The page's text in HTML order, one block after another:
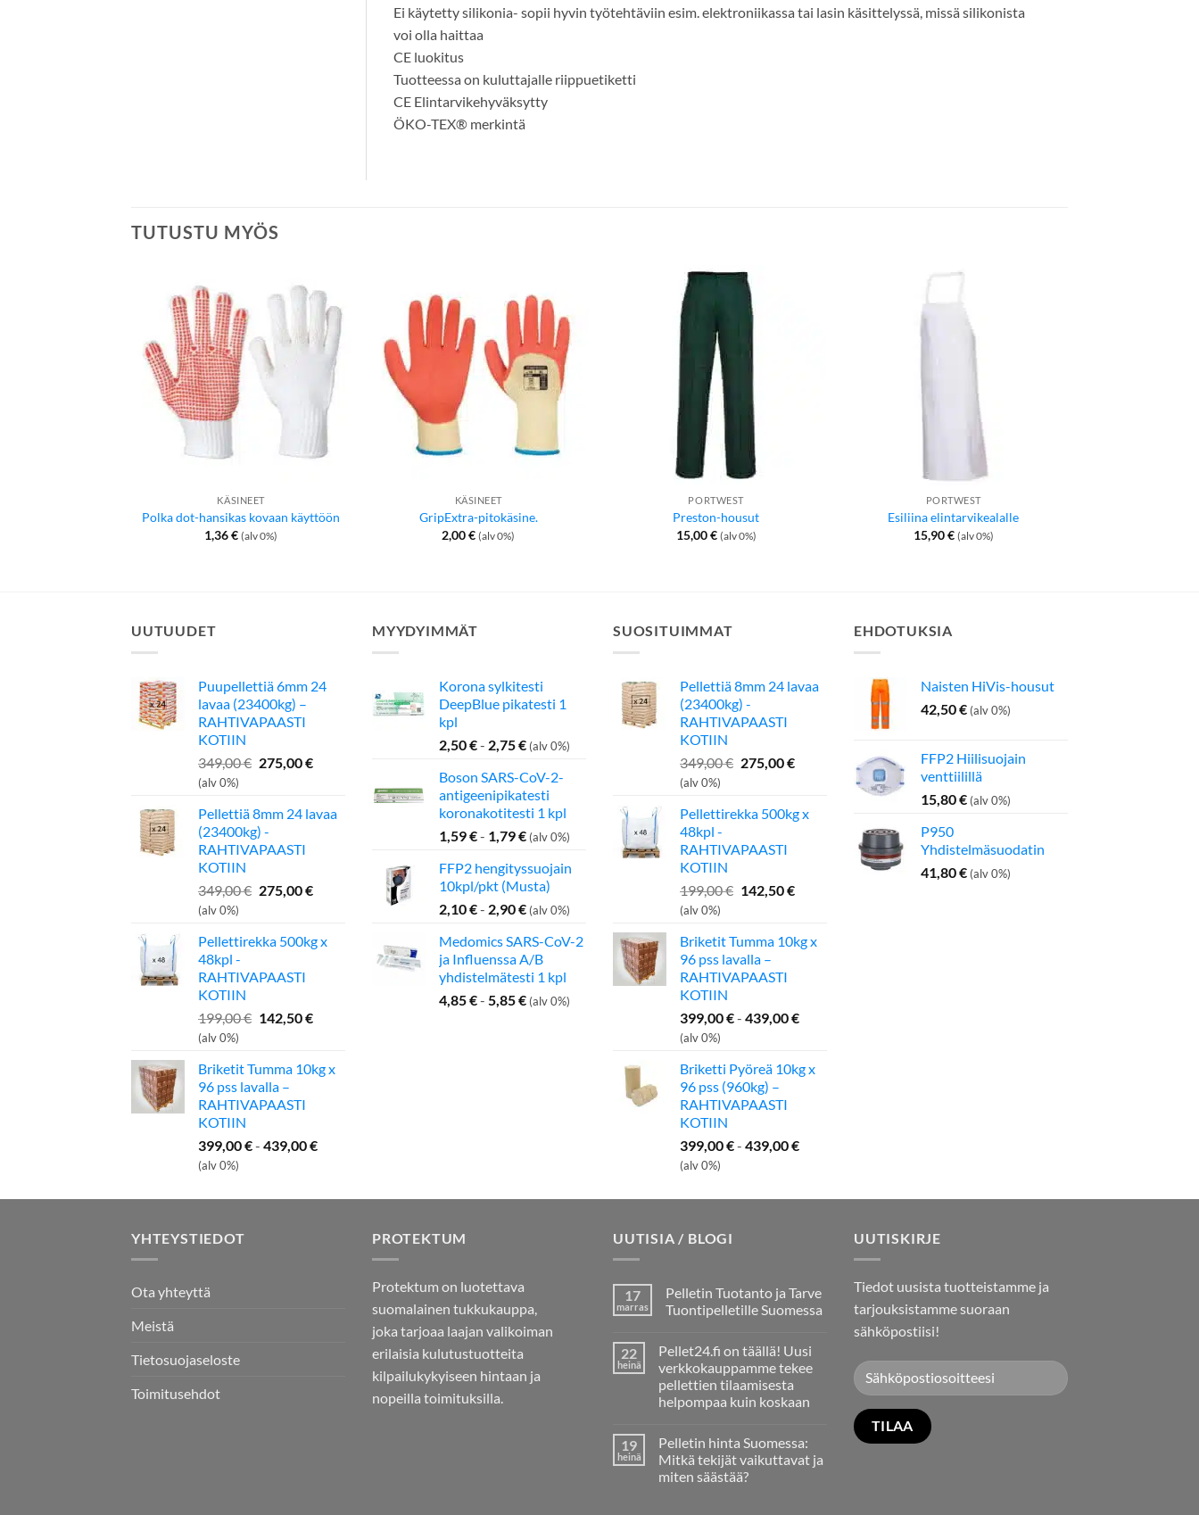
Ei käytetty silikonia- sopii hyvin työtehtäviin esim. elektroniikassa tai lasin käsittelyssä, missä silikonista
voi olla haittaa
CE luokitus
Tuotteessa on kuluttajalle riippuetiketti
CE Elintarvikehyväksytty
ÖKO-TEX® merkintä
TUTUSTU MYÖS
KÄSINEET
Polka dot-hansikas kovaan käyttöön
1,36€ (alv 0%)
KÄSINEET
GripExtra-pitokäsine.
2,00€ (alv 0%)
PORTWEST
Preston-housut
15,00€ (alv 0%)
PORTWEST
Esiliina elintarvikealalle
15,90€ (alv 0%)
UUTUUDET
Puupellettiä 6mm 24
lavaa (23400kg) –
RAHTIVAPAASTI
KOTIIN
349,00€ Alkuperäinen
349,00 €.
275,00€Nykyinen
275,00 €.
(alv 0%)
Pellettiä 8mm 24 lavaa
(23400kg) -
RAHTIVAPAASTI
KOTIIN
349,00€ Alkuperäinen
349,00 €.
275,00€Nykyinen
275,00 €.
(alv 0%)
Pellettirekka 500kg x
48kpl -
RAHTIVAPAASTI
KOTIIN
199,00€ Alkuperäinen
199,00 €.
142,50€Nykyinen
142,50 €.
(alv 0%)
Briketit Tumma 10kg x
96 pss lavalla –
RAHTIVAPAASTI
KOTIIN
399,00€- 439,00€
(alv 0%)
MYYDYIMMÄT
Korona sylkitesti
DeepBlue pikatesti 1
kpl
2,50€- 2,75€ (alv 0%)
Boson SARS-CoV-2-
antigeenipikatesti
koronakotitesti 1 kpl
1,59€- 1,79€ (alv 0%)
FFP2 hengityssuojain
10kpl/pkt (Musta)
2,10€- 2,90€ (alv 0%)
Medomics SARS-CoV-2
ja Influenssa A/B
yhdistelmätesti 1 kpl
4,85€- 5,85€ (alv 0%)
SUOSITUIMMAT
Pellettiä 8mm 24 lavaa
(23400kg) -
RAHTIVAPAASTI
KOTIIN
349,00€ Alkuperäinen
349,00 €.
275,00€Nykyinen
275,00 €.
(alv 0%)
Pellettirekka 500kg x
48kpl -
RAHTIVAPAASTI
KOTIIN
199,00€ Alkuperäinen
199,00 €.
142,50€Nykyinen
142,50 €.
(alv 0%)
Briketit Tumma 10kg x
96 pss lavalla –
RAHTIVAPAASTI
KOTIIN
399,00€- 439,00€
(alv 0%)
Briketti Pyöreä 10kg x
96 pss (960kg) –
RAHTIVAPAASTI
KOTIIN
399,00€- 439,00€
(alv 0%)
EHDOTUKSIA
Naisten HiVis-housut
42,50€ (alv 0%)
FFP2 Hiilisuojain
venttiilillä
15,80€ (alv 0%)
P950
Yhdistelmäsuodatin
41,80€ (alv 0%)
YHTEYSTIEDOT
Ota yhteyttä
Meistä
Tietosuojaseloste
Toimitusehdot
PROTEKTUM
Protektum on luotettava
suomalainen tukkukauppa,
joka tarjoaa laajan valikoiman
erilaisia kulutustuotteita
kilpailukykyiseen hintaan ja
nopeilla toimituksilla.
UUTISIA / BLOGI
17
marras
Pelletin Tuotanto ja Tarve
Tuontipelletille Suomessa
artikkeliin
Pelletin
Tuotanto
ja
Tarve
Tuontipelletille
22
heinä
Pellet24.fi on täällä! Uusi
verkkokauppamme tekee
pellettien tilaamisesta
helpompaa kuin koskaan
artikkeliin
Pellet24.fi
on
täällä!
19
heinä
Pelletin hinta Suomessa:
Mitkä tekijät vaikuttavat ja
miten säästää?
UUTISKIRJE
Tiedot uusista tuotteistamme ja
tarjouksistamme suoraan
sähköpostiisi!